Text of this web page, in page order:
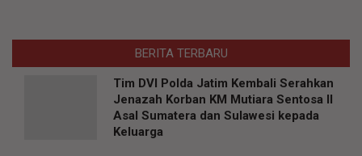
BERITA TERBARU
Tim DVI Polda Jatim Kembali Serahkan
Jenazah Korban KM Mutiara Sentosa II
Asal Sumatera dan Sulawesi kepada
Keluarga